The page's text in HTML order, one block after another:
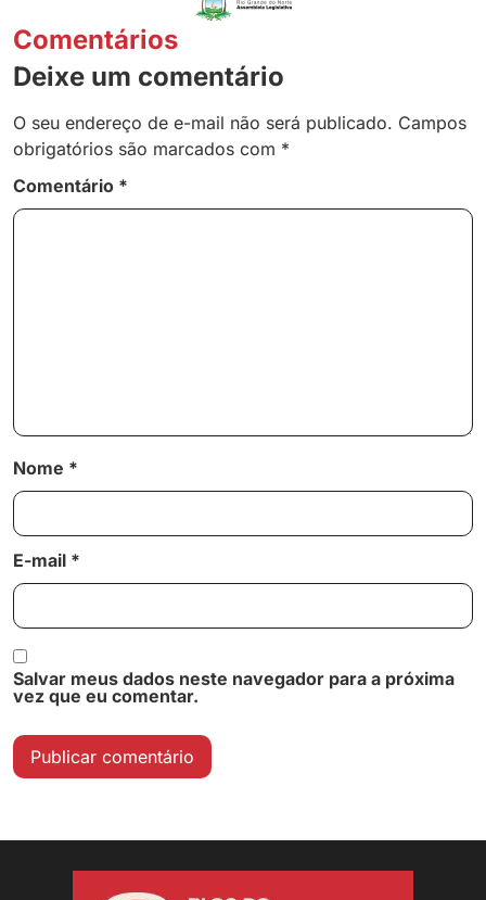
Comentários
Deixe um comentário
O seu endereço de e-mail não será publicado. Campos
obrigatórios são marcados com *
Comentário *
Nome *
E-mail *
Salvar meus dados neste navegador para a próxima
vez que eu comentar.